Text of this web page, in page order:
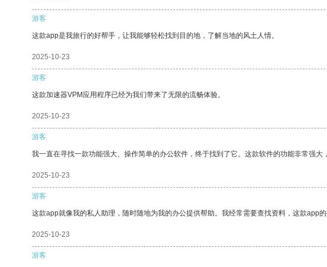
游客
这款app是我旅行的好帮手，让我能够轻松找到目的地，了解当地的风土人情。
2025-10-23
游客
这款加速器VPM应用程序已经为我们带来了无限的流畅体验。
2025-10-23
游客
我一直在寻找一款功能强大、操作简单的办公软件，终于找到了它。这款软件的功能非常强
2025-10-23
游客
这款app就像我的私人助理，随时随地为我的办公提供帮助。我经常需要查找资料，这款app
2025-10-23
游客